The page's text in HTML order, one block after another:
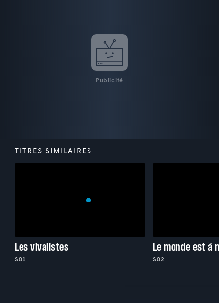
Publicité
TITRES SIMILAIRES
Les vivalistes
S01
Le monde est à
S02